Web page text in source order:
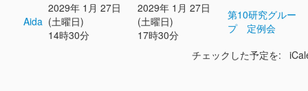
Aida
2029年 1月 27日
(土曜日)
14時30分
2029年 1月 27日
(土曜日)
17時30分
第10研究グルー
プ 定例会
チェックした予定を: